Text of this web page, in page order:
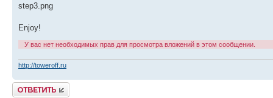
step3.png
Enjoy!
У вас нет необходимых прав для просмотра вложений в этом сообщении.
http://toweroff.ru
Ответить